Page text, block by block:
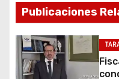
a
c
i
Publicaciones